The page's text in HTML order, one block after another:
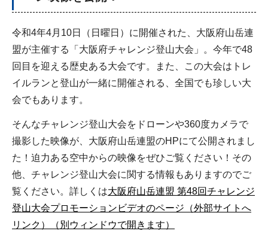
令和4年4月10日（日曜日）に開催された、大阪府山岳連
盟が主催する「大阪府チャレンジ登山大会」。今年で48
回目を迎える歴史ある大会です。また、この大会はトレ
イルランと登山が一緒に開催される、全国でも珍しい大
会でもあります。
そんなチャレンジ登山大会をドローンや360度カメラで
撮影した映像が、大阪府山岳連盟のHPにて公開されまし
た！迫力ある空中からの映像をぜひご覧ください！その
他、チャレンジ登山大会に関する情報もありますのでご
覧ください。詳しくは大阪府山岳連盟 第48回チャレンジ
登山大会プロモーションビデオのページ（外部サイトへ
リンク）（別ウィンドウで開きます）